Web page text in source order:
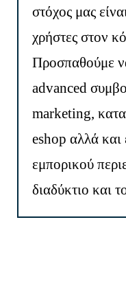
στόχος μας
χρήστες στον
Προσπαθούμε
advanced
marketing,
eshop αλλά και
εμπορικού
διαδύκτιο και